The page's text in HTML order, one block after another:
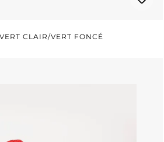
CLAIR/VERT FONCÉ